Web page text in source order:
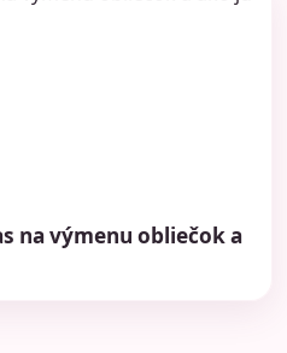
na výmenu obliečok a